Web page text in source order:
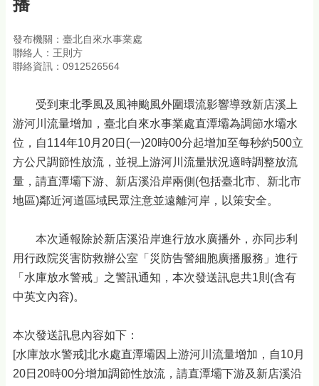
播
發布機關：臺北自來水事業處
聯絡人：王則方
聯絡資訊：0912526564
受到東北季風及風神颱風外圍環流影響導致新店溪上
游河川流量增加，臺北自來水事業處直潭壩為調節水壩水
位，自114年10月20日(一)20時00分起增加至每秒約500立
方公尺調節性放流，並視上游河川流量狀況適時調整放流
量，請直潭壩下游、新店溪沿岸兩側(包括臺北市、新北市
地區)鄰近河道區域民眾注意並遠離河岸，以策安全。
本次通報除於新店溪沿岸進行放水廣播外，亦同步利
用行政院災害防救辦公室「災防告警細胞廣播服務」進行
「水庫放水警戒」之警訊通知，本次發送訊息共1則(含有
中英文內容)。
本次發送訊息內容如下：
[水庫放水警戒]北水處直潭壩因上游河川流量增加，自10月
20日20時00分增加調節性放流，請直潭壩下游及新店溪沿